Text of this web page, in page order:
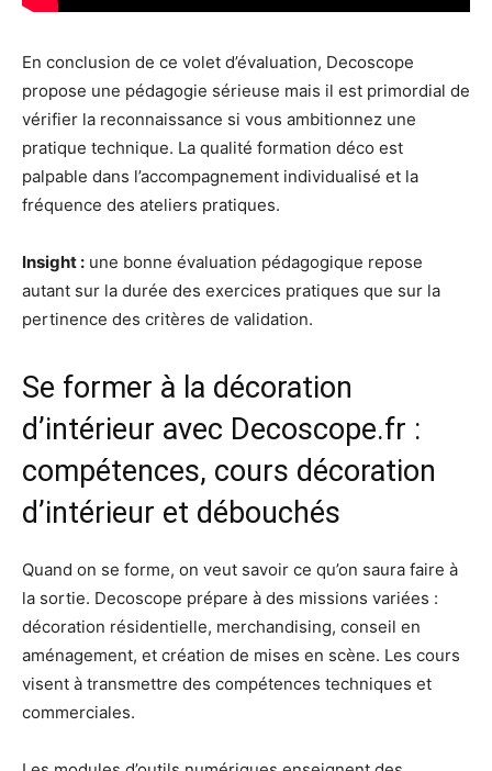
En conclusion de ce volet d’évaluation, Decoscope
propose une pédagogie sérieuse mais il est primordial de
vérifier la reconnaissance si vous ambitionnez une
pratique technique. La qualité formation déco est
palpable dans l’accompagnement individualisé et la
fréquence des ateliers pratiques.
Insight : une bonne évaluation pédagogique repose
autant sur la durée des exercices pratiques que sur la
pertinence des critères de validation.
Se former à la décoration
d’intérieur avec Decoscope.fr :
compétences, cours décoration
d’intérieur et débouchés
Quand on se forme, on veut savoir ce qu’on saura faire à
la sortie. Decoscope prépare à des missions variées :
décoration résidentielle, merchandising, conseil en
aménagement, et création de mises en scène. Les cours
visent à transmettre des compétences techniques et
commerciales.